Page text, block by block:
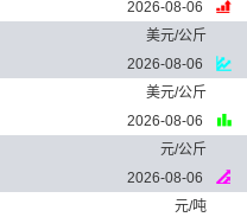
2026-08-06
美元/公斤
2026-08-06
美元/公斤
2026-08-06
元/公斤
2026-08-06
元/吨